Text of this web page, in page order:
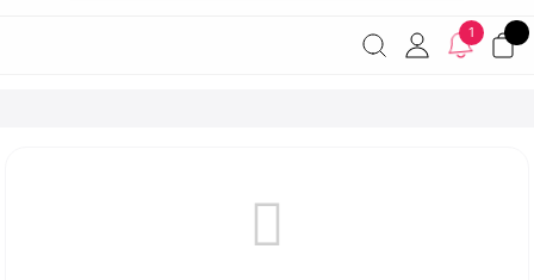
7000 TL ve üzeri
Şirketinize ait cihazları JAMF ile
1